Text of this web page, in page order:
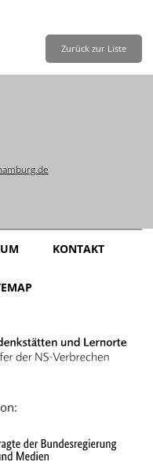
Leichte Sprache
Zurück zur Liste
KONTAKT